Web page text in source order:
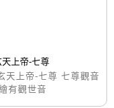
上帝-七尊
天上帝-七尊 七尊觀音
有觀世音